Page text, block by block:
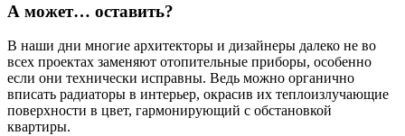
А может… оставить?
В наши дни многие архитекторы и дизайнеры далеко не во
всех проектах заменяют отопительные приборы, особенно
если они технически исправны. Ведь можно органично
вписать радиаторы в интерьер, окрасив их теплоизлучающие
поверхности в цвет, гармонирующий с обстановкой
квартиры.